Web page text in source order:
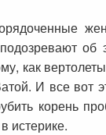
об
как
И все вот
корень
истерике.